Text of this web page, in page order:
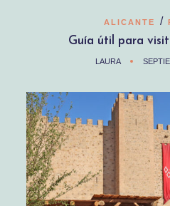
ALICANTE /
Guía útil para
LAURA